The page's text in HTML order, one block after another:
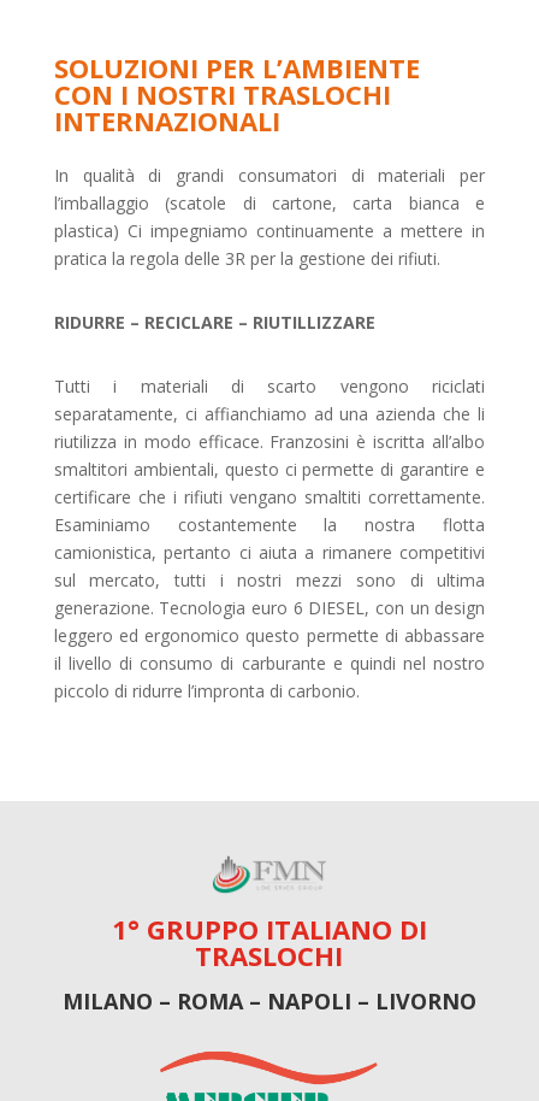
SOLUZIONI PER L’AMBIENTE
CON I NOSTRI TRASLOCHI
INTERNAZIONALI
In qualità di grandi consumatori di materiali per
l’imballaggio (scatole di cartone, carta bianca e
plastica) Ci impegniamo continuamente a mettere in
pratica la regola delle 3R per la gestione dei rifiuti.
RIDURRE – RECICLARE – RIUTILLIZZARE
Tutti i materiali di scarto vengono riciclati
separatamente, ci affianchiamo ad una azienda che li
riutilizza in modo efficace. Franzosini è iscritta all’albo
smaltitori ambientali, questo ci permette di garantire e
certificare che i rifiuti vengano smaltiti correttamente.
Esaminiamo costantemente la nostra flotta
camionistica, pertanto ci aiuta a rimanere competitivi
sul mercato, tutti i nostri mezzi sono di ultima
generazione. Tecnologia euro 6 DIESEL, con un design
leggero ed ergonomico questo permette di abbassare
il livello di consumo di carburante e quindi nel nostro
piccolo di ridurre l’impronta di carbonio.
1° GRUPPO ITALIANO DI
TRASLOCHI
MILANO – ROMA – NAPOLI – LIVORNO